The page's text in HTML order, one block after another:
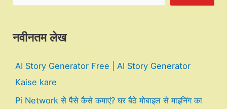
नवीनतम लेख
AI Story Generator Free | AI Story Generator
Kaise kare
Pi Network से पैसे कैसे कमाएं? घर बैठे मोबाइल से माइनिंग का